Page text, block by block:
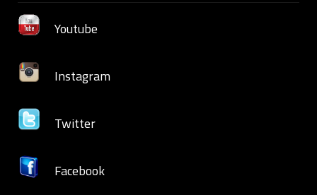
Youtube
Instagram
Twitter
Facebook